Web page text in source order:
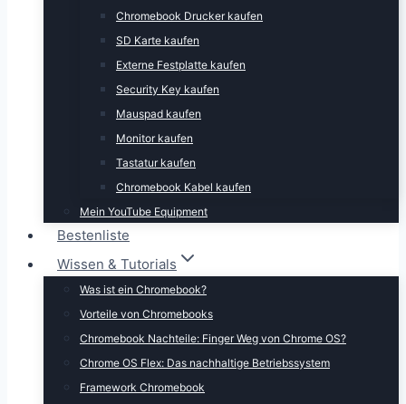
Chromebook Drucker kaufen
SD Karte kaufen
Externe Festplatte kaufen
Security Key kaufen
Mauspad kaufen
Monitor kaufen
Tastatur kaufen
Chromebook Kabel kaufen
Mein YouTube Equipment
Bestenliste
Wissen & Tutorials
Was ist ein Chromebook?
Vorteile von Chromebooks
Chromebook Nachteile: Finger Weg von Chrome OS?
Chrome OS Flex: Das nachhaltige Betriebssystem
Framework Chromebook